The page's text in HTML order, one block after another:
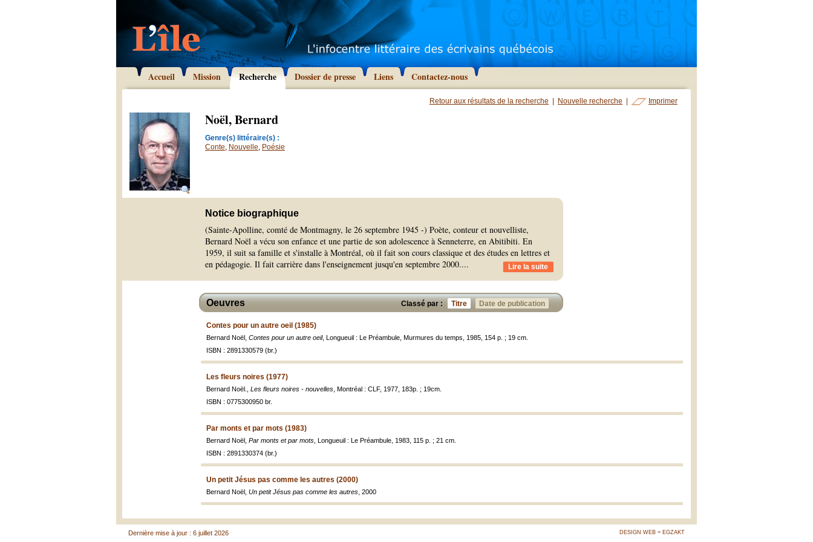
Accueil Mission Recherche Dossier de presse Liens Contactez-nous
Retour aux résultats de la recherche Nouvelle recherche Imprimer
Noël, Bernard
Genre(s) littéraire(s) :
Conte, Nouvelle, Poésie
Notice biographique
(Sainte-Apolline, comté de Montmagny, le 26 septembre 1945 -) Poète, conteur et nouvelliste,
Bernard Noël a vécu son enfance et une partie de son adolescence à Senneterre, en Abitibiti. En
1959, il suit sa famille et s'installe à Montréal, où il fait son cours classique et des études en lettres et
en pédagogie. Il fait carrière dans l'enseignement jusqu'en septembre 2000.... Lire la suite
Classé par : Titre Date de publication
Oeuvres
Contes pour un autre oeil (1985)
Bernard Noël, Contes pour un autre oeil, Longueuil : Le Préambule, Murmures du temps, 1985, 154 p. ; 19 cm.
ISBN : 2891330579 (br.)
Les fleurs noires (1977)
Bernard Noël., Les fleurs noires - nouvelles , Montréal : CLF, 1977, 183p. ; 19cm.
ISBN : 0775300950 br.
Par monts et par mots (1983)
Bernard Noël, Par monts et par mots , Longueuil : Le Préambule, 1983, 115 p. ; 21 cm.
ISBN : 2891330374 (br.)
Un petit Jésus pas comme les autres (2000)
Bernard Noël, Un petit Jésus pas comme les autres , 2000
DESIGN WEB = EGZAKT
Dernière mise à jour : 6 juillet 2026